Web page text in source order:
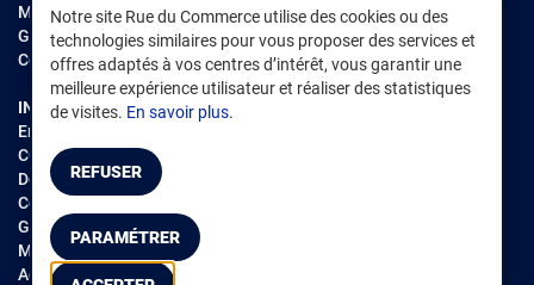
Modes de règlements
Garantie et retours
Contacter Rue du Commerce
INFORMATIONS LÉGALES
Environnement
CGV /CGU Marketplace
Données personnelles
Cookies
Gérer mes cookies
Mentions légales
Accessibilité : non conforme
Notre site Rue du Commerce utilise des cookies ou des
technologies similaires pour vous proposer des services et
offres adaptés à vos centres d’intérêt, vous garantir une
meilleure expérience utilisateur et réaliser des statistiques
de visites. En savoir plus.
REFUSER
PARAMÉTRER